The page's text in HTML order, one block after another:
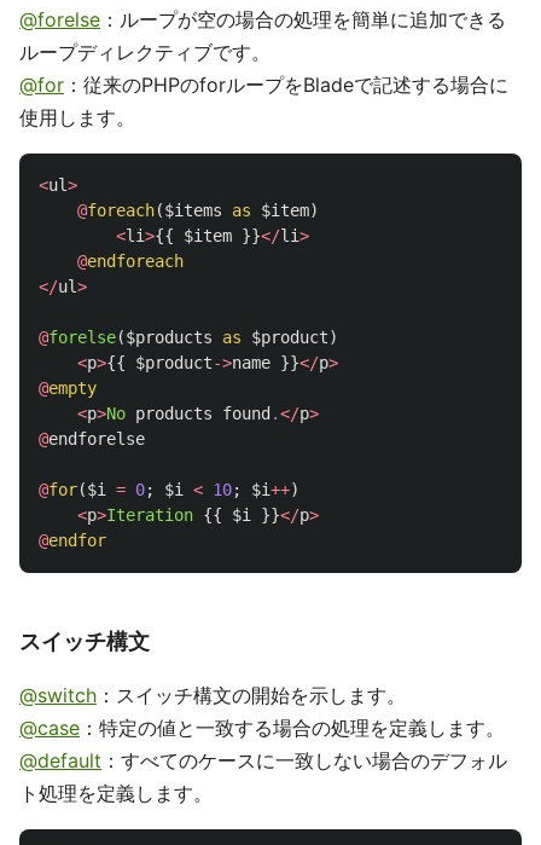
@forelse ：ループが空の場合の処理を簡単に追加できる
ループディレクティブです。
@for ：従来のPHPのforループをBladeで記述する場合に
使用します。
<ul>
@foreach($items as $item)
<li>{{ $item }}</li>
@endforeach
</ul>
@forelse($products as $product)
<p>{{ $product->name }}</p>
@empty
<p>No products found .</p>
@endforelse
@for($i = 0; $i < 10; $i++)
<p>Iteration {{ $i }}</p>
@endfor
スイッチ構文
@switch ：スイッチ構文の開始を示します。
@case ：特定の値と一致する場合の処理を定義します。
@default ：すべてのケースに一致しない場合のデフォル
ト処理を定義します。